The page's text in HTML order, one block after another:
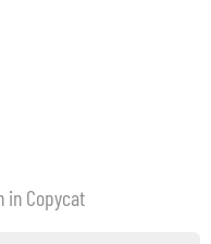
in Copycat